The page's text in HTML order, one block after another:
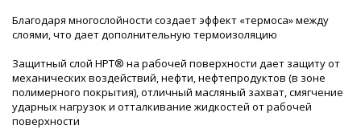
Благодаря многослойности создает эффект «термоса» между
слоями, что дает дополнительную термоизоляцию
Защитный слой НРТ® на рабочей поверхности дает защиту от
механических воздействий, нефти, нефтепродуктов (в зоне
полимерного покрытия), отличный масляный захват, смягчение
ударных нагрузок и отталкивание жидкостей от рабочей
поверхности